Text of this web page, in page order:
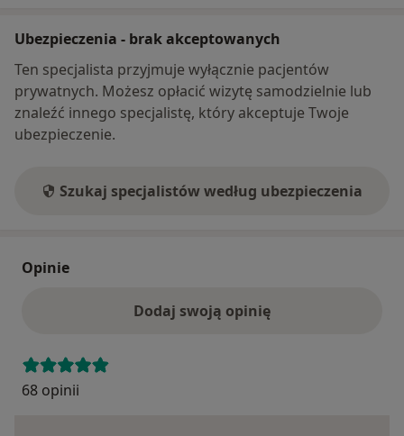
Ubezpieczenia - brak akceptowanych
Ten specjalista przyjmuje wyłącznie pacjentów
prywatnych. Możesz opłacić wizytę samodzielnie lub
znaleźć innego specjalistę, który akceptuje Twoje
ubezpieczenie.
Szukaj specjalistów według ubezpieczenia
Opinie
Dodaj swoją opinię
68 opinii